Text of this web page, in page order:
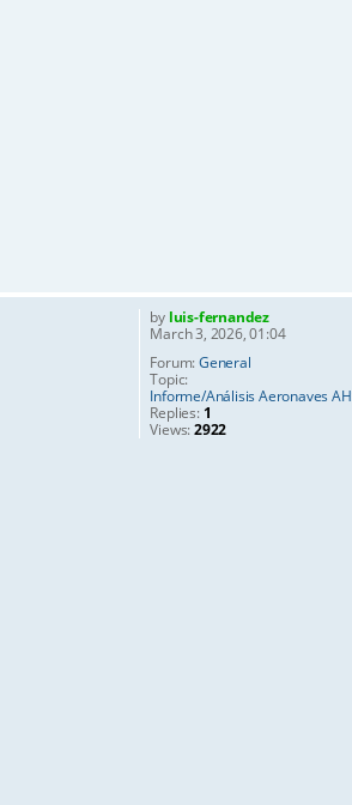
by luis-fernandez
March 3, 2026, 01:04
Forum:General
Topic:
Informe/Análisis Aeronaves
Replies: 1
Views:2922